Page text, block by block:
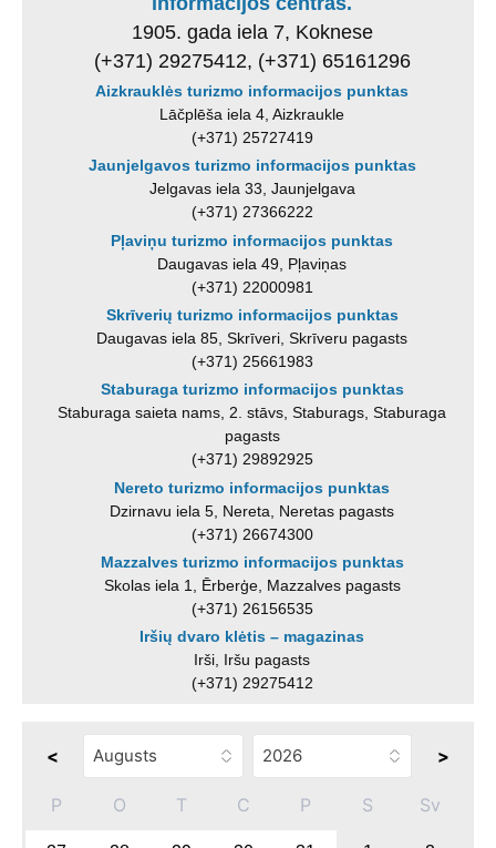
1905. gada iela 7, Koknese
(+371) 29275412, (+371) 65161296
Aizkrauklės turizmo informacijos punktas
Lāčplēša iela 4, Aizkraukle
(+371) 25727419
Jaunjelgavos turizmo informacijos punktas
Jelgavas iela 33, Jaunjelgava
(+371) 27366222
Pļaviņu turizmo informacijos punktas
Daugavas iela 49, Pļaviņas
(+371) 22000981
Skrīverių turizmo informacijos punktas
Daugavas iela 85, Skrīveri, Skrīveru pagasts
(+371) 25661983
Staburaga turizmo informacijos punktas
Staburaga saieta nams, 2. stāvs, Staburags, Staburaga
pagasts
(+371) 29892925
Nereto turizmo informacijos punktas
Dzirnavu iela 5, Nereta, Neretas pagasts
(+371) 26674300
Mazzalves turizmo informacijos punktas
Skolas iela 1, Ērberģe, Mazzalves pagasts
(+371) 26156535
Iršių dvaro klėtis – magazinas
Irši, Iršu pagasts
(+371) 29275412
< >
P O T C P S Sv